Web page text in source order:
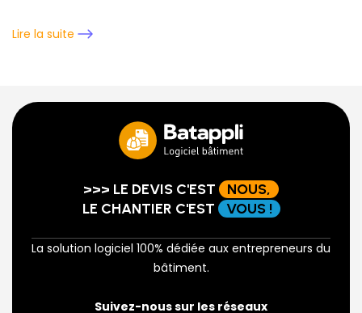
Lire la suite
>>> LE DEVIS C'EST
NOUS,
LE CHANTIER C'EST
VOUS !
La solution logiciel 100% dédiée aux entrepreneurs du
bâtiment.
Suivez-nous sur les réseaux